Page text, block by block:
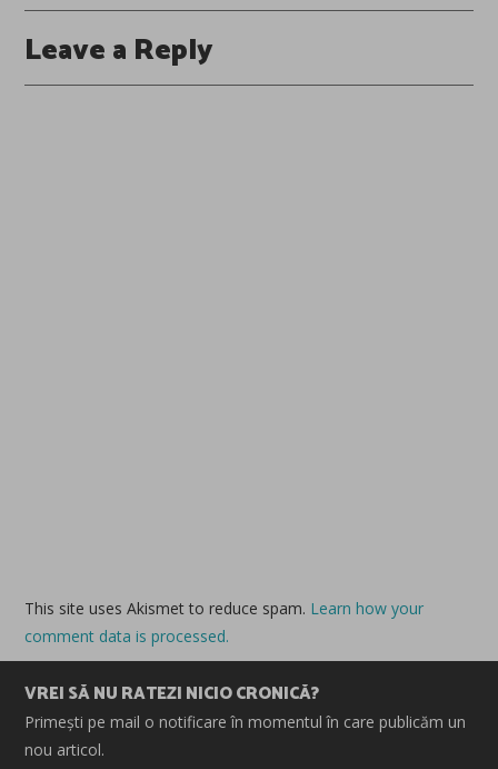
Leave a Reply
This site uses Akismet to reduce spam. Learn how your
comment data is processed.
VREI SĂ NU RATEZI NICIO CRONICĂ?
Primești pe mail o notificare în momentul în care publicăm un
nou articol.